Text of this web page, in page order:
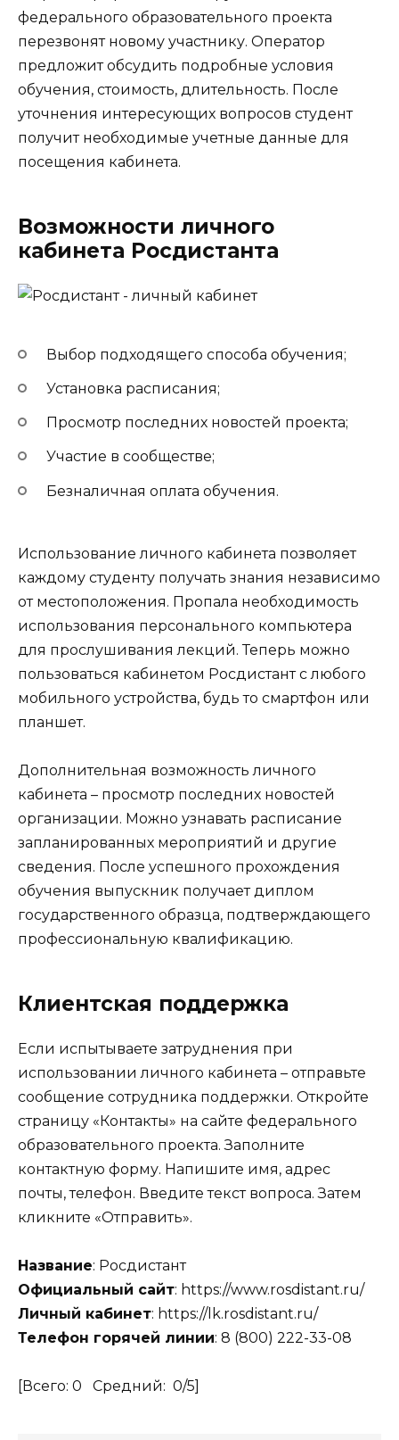
федерального образовательного проекта
перезвонят новому участнику. Оператор
предложит обсудить подробные условия
обучения, стоимость, длительность. После
уточнения интересующих вопросов студент
получит необходимые учетные данные для
посещения кабинета.
Возможности личного
кабинета Росдистанта
Выбор подходящего способа обучения;
Установка расписания;
Просмотр последних новостей проекта;
Участие в сообществе;
Безналичная оплата обучения.
Использование личного кабинета позволяет
каждому студенту получать знания независимо
от местоположения. Пропала необходимость
использования персонального компьютера
для прослушивания лекций. Теперь можно
пользоваться кабинетом Росдистант с любого
мобильного устройства, будь то смартфон или
планшет.
Дополнительная возможность личного
кабинета – просмотр последних новостей
организации. Можно узнавать расписание
запланированных мероприятий и другие
сведения. После успешного прохождения
обучения выпускник получает диплом
государственного образца, подтверждающего
профессиональную квалификацию.
Клиентская поддержка
Если испытываете затруднения при
использовании личного кабинета – отправьте
сообщение сотрудника поддержки. Откройте
страницу «Контакты» на сайте федерального
образовательного проекта. Заполните
контактную форму. Напишите имя, адрес
почты, телефон. Введите текст вопроса. Затем
кликните «Отправить».
Название: Росдистант
Официальный сайт: https://www.rosdistant.ru/
Личный кабинет: https://lk.rosdistant.ru/
Телефон горячей линии: 8 (800) 222-33-08
[Всего: 0 Средний: 0/5]